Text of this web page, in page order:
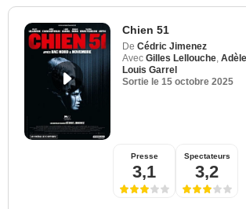
Chien 51
De Cédric Jimenez
Avec Gilles Lellouche
Louis Garrel
Sortie le 15 octobre 2025
Presse
3,1
Spectateurs
3,2